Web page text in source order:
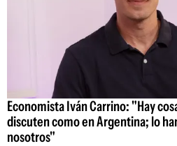
Economista Iván Carrino: "Hay
discuten como en Argentina; lo
nosotros"